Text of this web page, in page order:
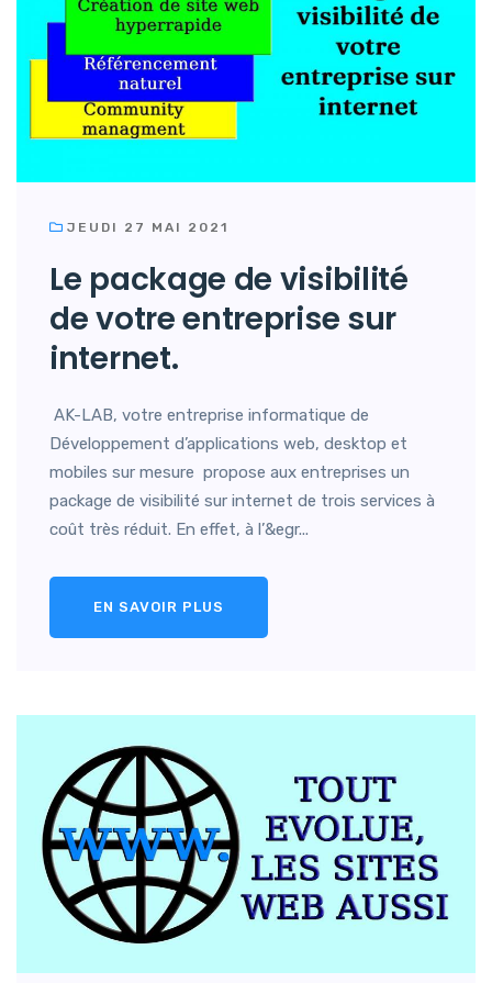
JEUDI 27 MAI 2021
Le package de visibilité
de votre entreprise sur
internet.
AK-LAB, votre entreprise informatique de
Développement d’applications web, desktop et
mobiles sur mesure propose aux entreprises un
package de visibilité sur internet de trois services à
coût très réduit. En effet, à l’&egr...
EN SAVOIR PLUS